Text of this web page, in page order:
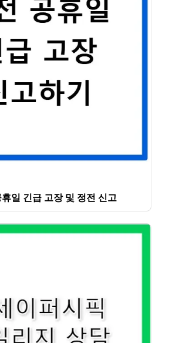
일 긴급 고장 및 정전 신고